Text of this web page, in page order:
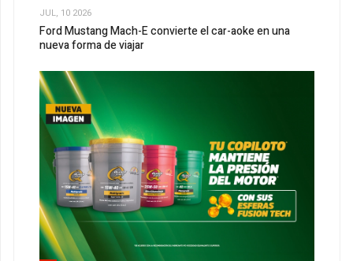
JUL, 10 2026
Ford Mustang Mach-E convierte el car-aoke en una
nueva forma de viajar